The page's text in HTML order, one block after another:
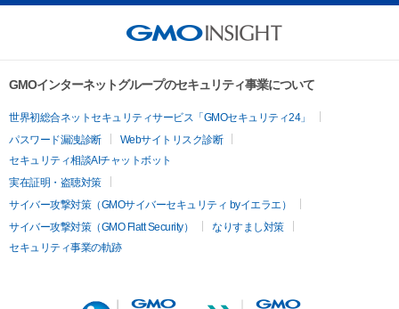
GMOインターネットグループのセキュリティ事業について
世界初総合ネットセキュリティサービス「GMOセキュリティ24」
パスワード漏洩診断
Webサイトリスク診断
セキュリティ相談AIチャットボット
実在証明・盗聴対策
サイバー攻撃対策（GMOサイバーセキュリティ byイエラエ）
サイバー攻撃対策（GMO Flatt Security）
なりすまし対策
セキュリティ事業の軌跡